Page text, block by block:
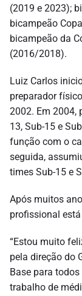
(2019 e 2023);
bicampeão
bicampeão da
(2016/2018).
Luiz Carlos
preparador
2002. Em 2004,
13, Sub-15 e
função com o
seguida,
times Sub-15 e
Após muitos
profissional
“Estou muito
pela direção do
Base para
trabalho de